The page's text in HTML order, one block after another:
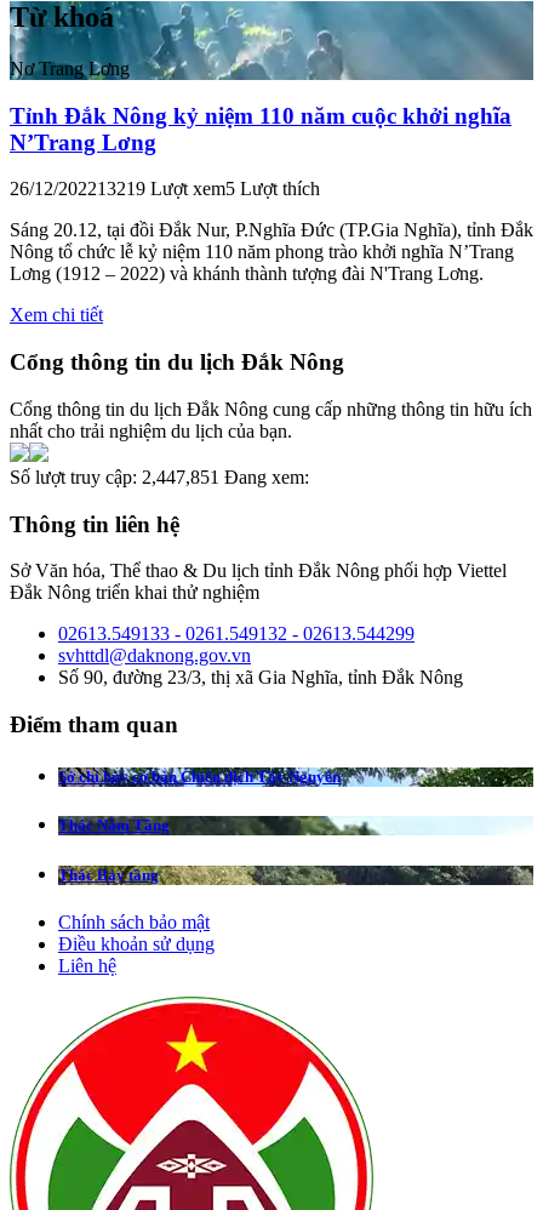
Từ khoá
Nơ Trang Lơng
Tỉnh Đắk Nông kỷ niệm 110 năm cuộc khởi nghĩa
N’Trang Lơng
26/12/202213219 Lượt xem5 Lượt thích
Sáng 20.12, tại đồi Đắk Nur, P.Nghĩa Đức (TP.Gia Nghĩa), tỉnh Đắk
Nông tổ chức lễ kỷ niệm 110 năm phong trào khởi nghĩa N’Trang
Lơng (1912 – 2022) và khánh thành tượng đài N'Trang Lơng.
Xem chi tiết
Cổng thông tin du lịch Đắk Nông
Cổng thông tin du lịch Đắk Nông cung cấp những thông tin hữu ích
nhất cho trải nghiệm du lịch của bạn.
Số lượt truy cập: 2,447,851 Đang xem:
Thông tin liên hệ
Sở Văn hóa, Thể thao & Du lịch tỉnh Đắk Nông phối hợp Viettel
Đắk Nông triển khai thử nghiệm
02613.549133 - 0261.549132 - 02613.544299
svhttdl@daknong.gov.vn
Số 90, đường 23/3, thị xã Gia Nghĩa, tỉnh Đắk Nông
Điểm tham quan
Sở chỉ huy cơ bản Chiến dịch Tây Nguyên
Thác Năm Tầng
Thác Bảy tầng
Chính sách bảo mật
Điều khoản sử dụng
Liên hệ